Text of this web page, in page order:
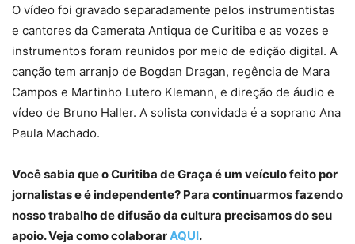
O vídeo foi gravado separadamente pelos instrumentistas
e cantores da Camerata Antiqua de Curitiba e as vozes e
instrumentos foram reunidos por meio de edição digital. A
canção tem arranjo de Bogdan Dragan, regência de Mara
Campos e Martinho Lutero Klemann, e direção de áudio e
vídeo de Bruno Haller. A solista convidada é a soprano Ana
Paula Machado.
Você sabia que o Curitiba de Graça é um veículo feito por
jornalistas e é independente? Para continuarmos fazendo
nosso trabalho de difusão da cultura precisamos do seu
apoio. Veja como colaborarAQUI.